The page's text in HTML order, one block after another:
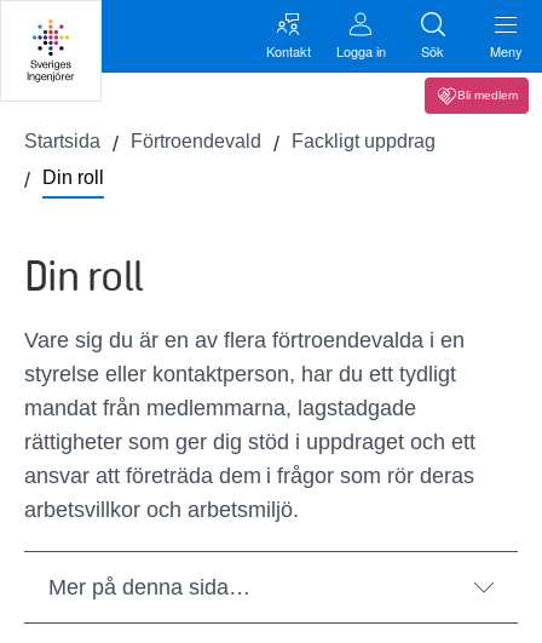
Kontakt Logga in Sök Meny
Bli medlem
Startsida Förtroendevald
Fackligt uppdrag
Din roll
Din roll
Vare sig du är en av flera förtroendevalda i en
styrelse eller kontaktperson, har du ett tydligt
mandat från medlemmarna, lagstadgade
rättigheter som ger dig stöd i uppdraget och ett
ansvar att företräda dem i frågor som rör deras
arbetsvillkor och arbetsmiljö.
Mer på denna sida…